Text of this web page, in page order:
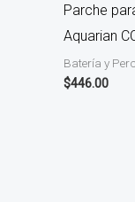
Parche
Aquarian
Batería y
$446.00